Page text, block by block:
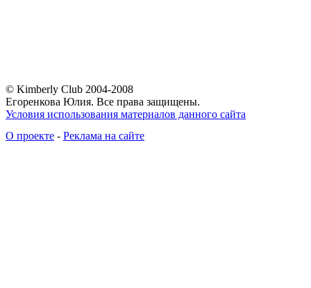
© Kimberly Club 2004-2008
Егоренкова Юлия. Все права защищены.
Условия использования материалов данного сайта
О проекте - Реклама на сайте